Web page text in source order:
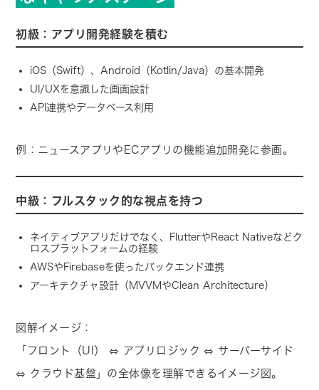
初級：アプリ開発経験を積む
iOS（Swift）、Android（Kotlin/Java）の基本開発
UI/UXを意識した画面設計
API連携やデータベース利用
例：ニュースアプリやECアプリの機能追加開発に参画。
中級：フルスタック的な視点を持つ
ネイティブアプリだけでなく、FlutterやReact Nativeなどク
ロスプラットフォームの経験
AWSやFirebaseを使ったバックエンド連携
アーキテクチャ設計（MVVMやClean Architecture）
図解イメージ：
「フロント（UI） ⇔ アプリロジック ⇔ サーバーサイド
⇔ クラウド基盤」の全体像を理解できるイメージ図。